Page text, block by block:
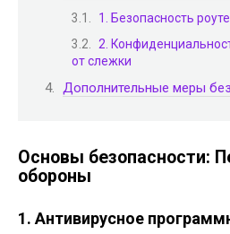
1. Безопасность
2.
от слежки
Дополнительные меры
Основы безопасности:
обороны
1. Антивирусное